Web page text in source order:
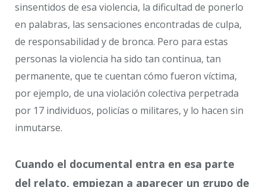
sinsentidos de esa violencia, la dificultad de ponerlo
en palabras, las sensaciones encontradas de culpa,
de responsabilidad y de bronca. Pero para estas
personas la violencia ha sido tan continua, tan
permanente, que te cuentan cómo fueron víctima,
por ejemplo, de una violación colectiva perpetrada
por 17 individuos, policías o militares, y lo hacen sin
inmutarse.
Cuando el documental entra en esa parte
del relato, empiezan a aparecer un grupo de